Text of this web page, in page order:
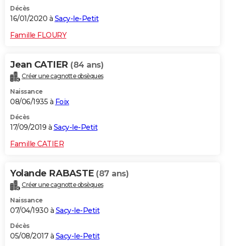
Décès
16/01/2020 à Sacy-le-Petit
Famille FLOURY
Jean CATIER (84 ans)
Créer une cagnotte obsèques
Naissance
08/06/1935 à Foix
Décès
17/09/2019 à Sacy-le-Petit
Famille CATIER
Yolande RABASTE (87 ans)
Créer une cagnotte obsèques
Naissance
07/04/1930 à Sacy-le-Petit
Décès
05/08/2017 à Sacy-le-Petit